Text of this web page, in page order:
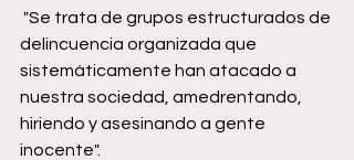
delincuencia organizada que
sistemáticamente han atacado a
nuestra sociedad, amedrentando,
hiriendo y asesinando a gente
inocente".